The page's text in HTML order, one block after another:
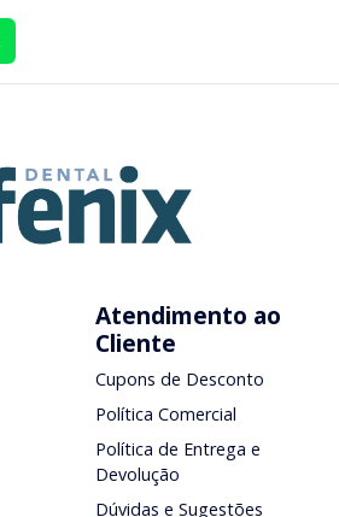
Atendimento ao
Cliente
Cupons de Desconto
Política Comercial
Política de Entrega e
Devolução
Dúvidas e Sugestões